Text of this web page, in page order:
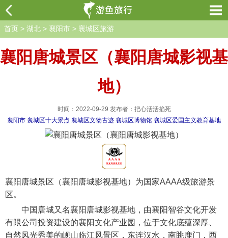
首页 > 湖北 > 襄阳市 > 襄城区旅游
襄阳唐城景区（襄阳唐城影视基
地）
时间：2022-09-29 发布者：把心活活掐死
襄阳市 襄城区十大景点 襄城区文物古迹 襄城区博物馆 襄城区爱国主义教育基地
襄阳唐城景区（襄阳唐城影视基地）为国家AAAA级旅游景
区。
中国唐城又名襄阳唐城影视基地，由襄阳智谷文化开发
有限公司投资建设的襄阳文化产业园，位于文化底蕴深厚、
自然风光秀美的岘山临江风景区，东连汉水，南眺鹿门，西